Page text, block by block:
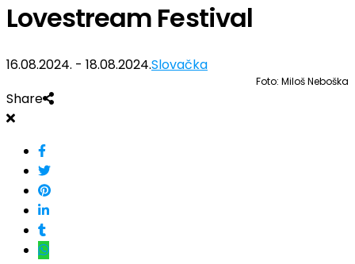
Lovestream Festival
16.08.2024. - 18.08.2024.Slovačka
Foto: Miloš Neboška
Share